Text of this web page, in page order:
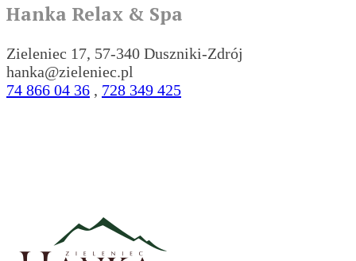
Hanka Relax & Spa
Zieleniec 17, 57-340 Duszniki-Zdrój
hanka@zieleniec.pl
74 866 04 36 , 728 349 425